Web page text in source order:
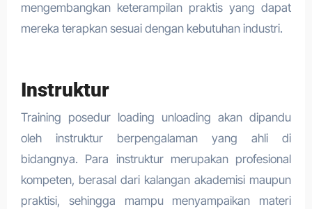
mengembangkan keterampilan praktis yang dapat
mereka terapkan sesuai dengan kebutuhan industri.
Instruktur
Training posedur loading unloading akan dipandu
oleh instruktur berpengalaman yang ahli di
bidangnya. Para instruktur merupakan profesional
kompeten, berasal dari kalangan akademisi maupun
praktisi, sehingga mampu menyampaikan materi